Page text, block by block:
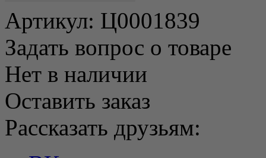
Артикул: Ц0001839
Задать вопрос о товаре
Нет в наличии
Оставить заказ
Рассказать друзьям: